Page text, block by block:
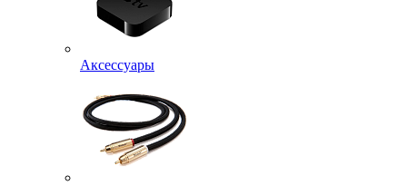
Аксессуары